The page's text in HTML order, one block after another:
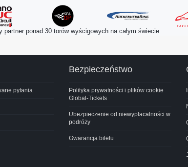
partner ponad 30 torów wyścigowych na całym świecie
pytania
Bezpieczeństwo
Polityka prywatności i plików cookie
Global-Tickets
Ubezpieczenie od niewypłacalności w
podróży
Gwarancja biletu